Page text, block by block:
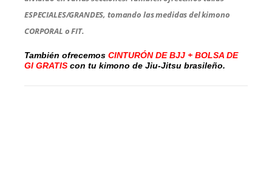
ESPECIALES/GRANDES, tomando las medidas del kimono
CORPORAL o FIT.
También ofrecemos CINTURÓN DE BJJ + BOLSA DE
GI GRATIS con tu kimono de Jiu-Jitsu brasileño.